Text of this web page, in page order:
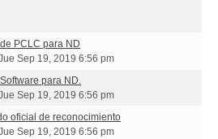
PCLC para ND
Sep 19, 2019 6:56 pm
para ND.
Sep 19, 2019 6:56 pm
oficial de reconocimiento
Sep 19, 2019 6:56 pm